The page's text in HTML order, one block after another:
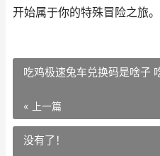
开始属于你的特殊冒险之旅。
吃鸡极速兔车兑换码是啥子
« 上一篇
没有了！